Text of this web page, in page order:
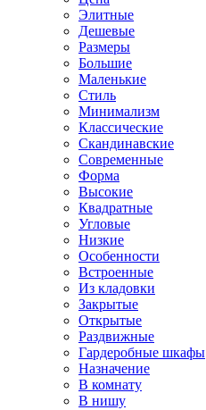
Элитные
Дешевые
Размеры
Большие
Маленькие
Стиль
Минимализм
Классические
Скандинавские
Современные
Форма
Высокие
Квадратные
Угловые
Низкие
Особенности
Встроенные
Из кладовки
Закрытые
Открытые
Раздвижные
Гардеробные шкафы
Назначение
В комнату
В нишу